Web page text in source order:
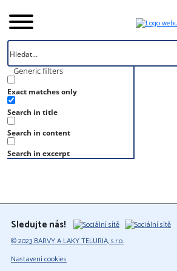
Generic filters
Exact matches only
Search in title
Search in content
Search in excerpt
Úvod
Vzorník
S 8010-Y90R
S 8010-Y90R
Sledujte nás!
© 2023 BARVY A LAKY TELURIA, s.r.o.
Nastavení cookies